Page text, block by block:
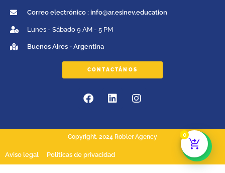
Correo electrónico : info@ar.esinev.education
Lunes - Sábado 9 AM - 5 PM
Buenos Aires - Argentina
CONTACTÁNOS
Copyright. 2024 Robler Agency
Aviso legal Politicas de privacidad
0